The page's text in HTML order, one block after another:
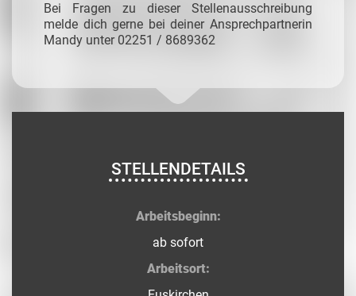
Bei Fragen zu dieser Stellenausschreibung
melde dich gerne bei deiner Ansprechpartnerin
Mandy unter 02251 / 8689362
STELLENDETAILS
Arbeitsbeginn:
ab sofort
Arbeitsort: